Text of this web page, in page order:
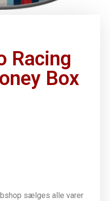
Racing
Box
sælges alle varer